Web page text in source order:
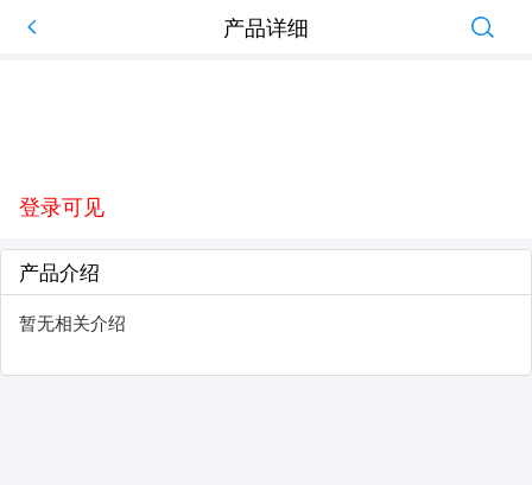
产品详细
登录可见
产品介绍
暂无相关介绍